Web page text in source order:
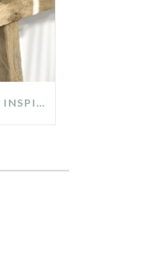
SCHLAFZIMMER MAKEOVER – INSPIRATION FÜR DEIN SCHLAFZIMMER: AUS ALT MACH NEU – HELL, GEMÜTLICH UND EINLADEND